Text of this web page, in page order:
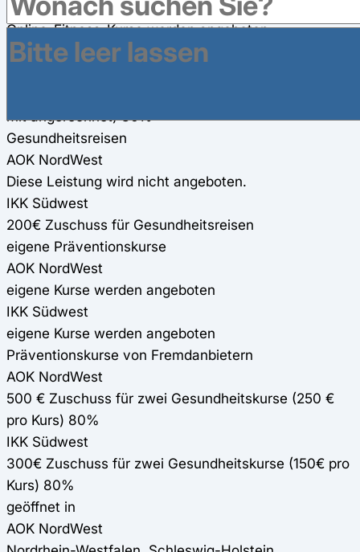
AOK NordWest
Online-Fitness-Kurse werden angeboten
IKK Südwest
mit angerechnet) 80%
Gesundheitsreisen
AOK NordWest
Diese Leistung wird nicht angeboten.
IKK Südwest
200€ Zuschuss für Gesundheitsreisen
eigene Präventionskurse
AOK NordWest
eigene Kurse werden angeboten
IKK Südwest
eigene Kurse werden angeboten
Präventionskurse von Fremdanbietern
AOK NordWest
500 € Zuschuss für zwei Gesundheitskurse (250 €
pro Kurs) 80%
IKK Südwest
300€ Zuschuss für zwei Gesundheitskurse (150€ pro
Kurs) 80%
geöffnet in
AOK NordWest